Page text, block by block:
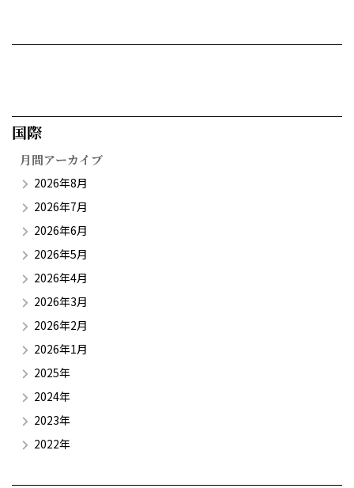
国際​
月間アーカイブ
2026年8月
2026年7月
2026年6月
2026年5月
2026年4月
2026年3月
2026年2月
2026年1月
2025年
2024年
2023年
2022年